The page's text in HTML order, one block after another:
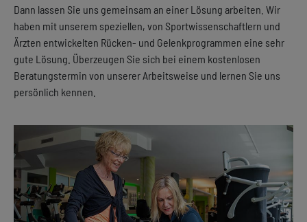
Dann lassen Sie uns gemeinsam an einer Lösung arbeiten. Wir
haben mit unserem speziellen, von Sportwissenschaftlern und
Ärzten entwickelten Rücken- und Gelenkprogrammen eine sehr
gute Lösung. Überzeugen Sie sich bei einem kostenlosen
Beratungstermin von unserer Arbeitsweise und lernen Sie uns
persönlich kennen.